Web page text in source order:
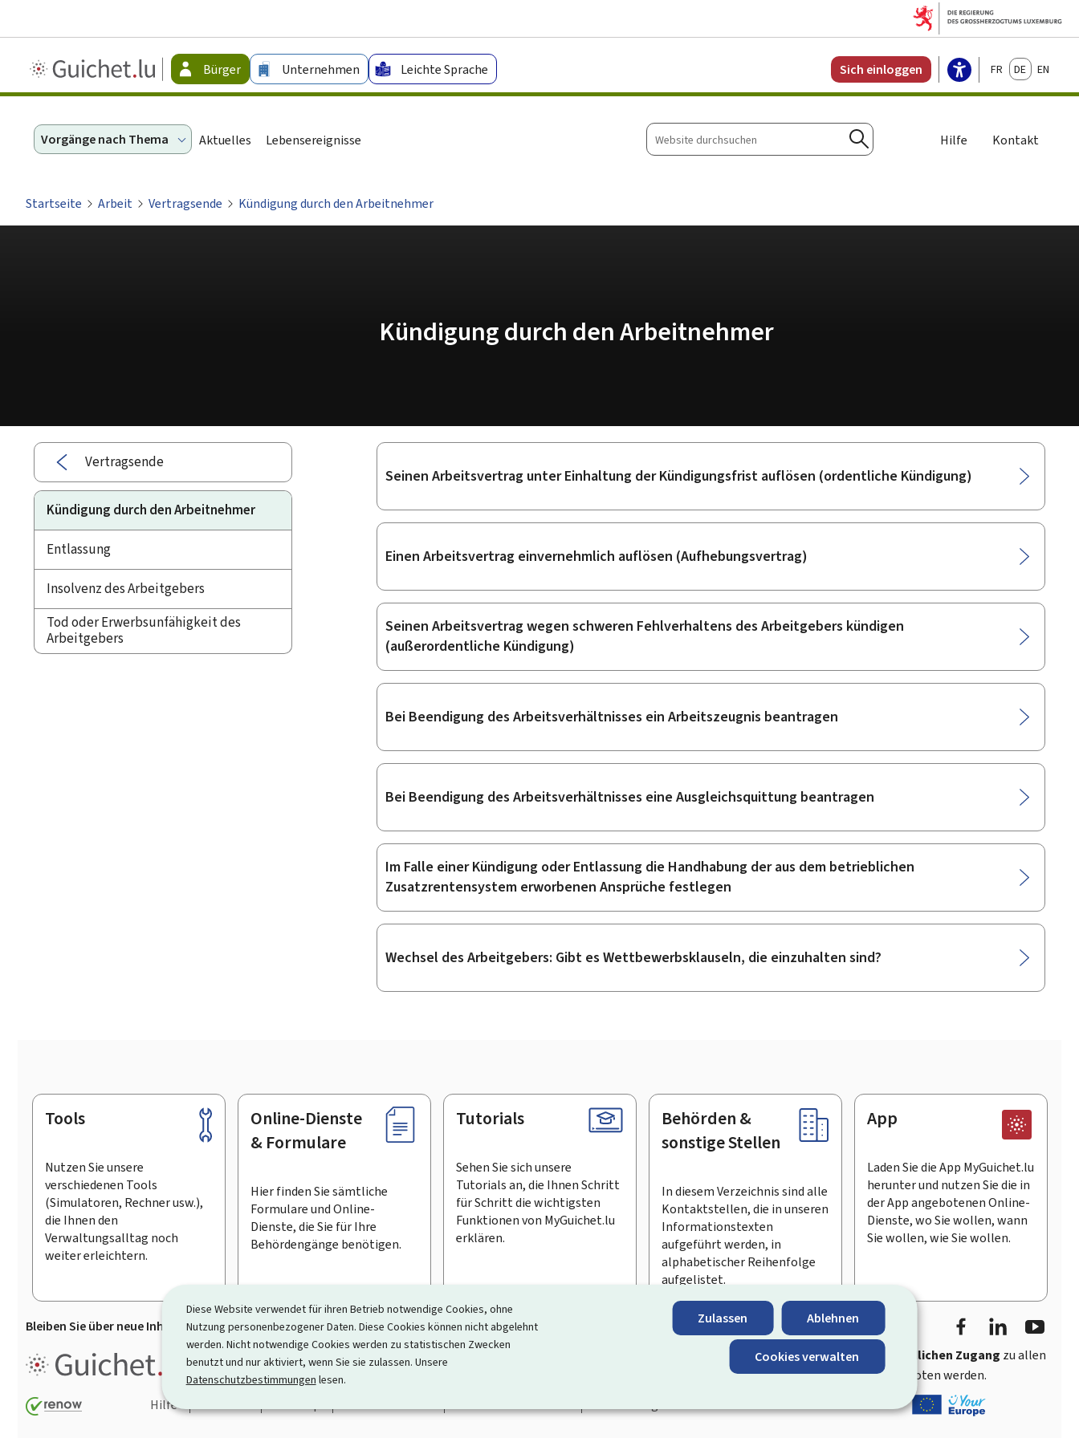
Diese Website verwendet für ihren Betrieb notwendige Cookies, ohne
Nutzung personenbezogener Daten. Diese Cookies können nicht abgelehnt
werden. Nicht notwendige Cookies werden zu statistischen Zwecken
benutzt und nur aktiviert, wenn Sie sie zulassen. Unsere
Datenschutzbestimmungen lesen.
Zulassen Ablehnen
Cookies verwalten
Guichet.lu
-
Bürger Unternehmen Leichte Sprache Sich einloggen FrançaisDeutschEnglish
Vorgänge nach Thema Aktuelles Lebensereignisse
Website
durchsuchen
Suchen
Hilfe Kontakt
Startseite Arbeit Vertragsende Kündigung durch den Arbeitnehmer
Kündigung durch den Arbeitnehmer
Vertragsende
Kündigung durch den Arbeitnehmer
Entlassung
Insolvenz des Arbeitgebers
Tod oder Erwerbsunfähigkeit des
Arbeitgebers
Unterrubriken
Seinen Arbeitsvertrag unter Einhaltung der Kündigungsfrist auflösen (ordentliche Kündigung)
Einen Arbeitsvertrag einvernehmlich auflösen (Aufhebungsvertrag)
Seinen Arbeitsvertrag wegen schweren Fehlverhaltens des Arbeitgebers kündigen
(außerordentliche Kündigung)
Bei Beendigung des Arbeitsverhältnisses ein Arbeitszeugnis beantragen
Bei Beendigung des Arbeitsverhältnisses eine Ausgleichsquittung beantragen
Im Falle einer Kündigung oder Entlassung die Handhabung der aus dem betrieblichen
Zusatzrentensystem erworbenen Ansprüche festlegen
Wechsel des Arbeitgebers: Gibt es Wettbewerbsklauseln, die einzuhalten sind?
Footer
Tools
Nutzen Sie unsere
verschiedenen Tools
(Simulatoren, Rechner usw.),
die Ihnen den
Verwaltungsalltag noch
weiter erleichtern.
Online-Dienste
& Formulare
Hier finden Sie sämtliche
Formulare und Online-
Dienste, die Sie für Ihre
Behördengänge benötigen.
Tutorials
Sehen Sie sich unsere
Tutorials an, die Ihnen Schritt
für Schritt die wichtigsten
Funktionen von MyGuichet.lu
erklären.
Behörden &
sonstige Stellen
In diesem Verzeichnis sind alle
Kontaktstellen, die in unseren
Informationstexten
aufgeführt werden, in
alphabetischer Reihenfolge
aufgelistet.
App
Laden Sie die App MyGuichet.lu
herunter und nutzen Sie die in
der App angebotenen Online-
Dienste, wo Sie wollen, wann
Sie wollen, wie Sie wollen.
Bleiben Sie über neue Inhalte auf Guichet.lu informiert Den Newsletter abonnieren
FacebookLinkedIn
Guichet.lu ist ein Informationsportal, das Ihre Interaktion mit dem Staat vereinfacht schnellen und benutzerfreundlichen Zugang zu allen
Informationen, Behördengängen und Dienstleistungen, die von den Behörden und sonstigen öffentlichen Stellen Luxemburgs angeboten werden.
Hilfe